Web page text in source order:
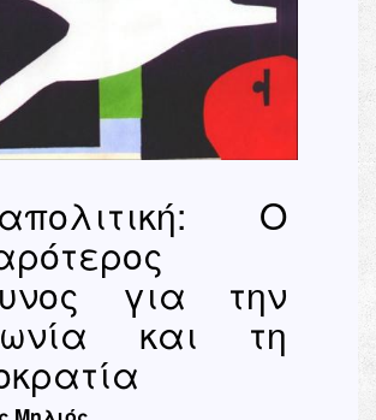
Ο
για την
και τη